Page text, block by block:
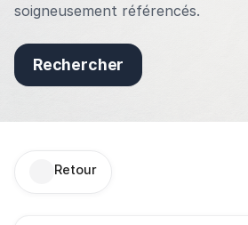
soigneusement référencés.
Rechercher
Retour